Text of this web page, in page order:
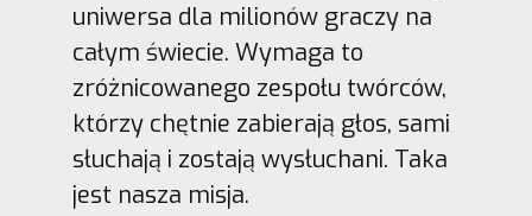
uniwersa dla milionów graczy na
całym świecie. Wymaga to
zróżnicowanego zespołu twórców,
którzy chętnie zabierają głos, sami
słuchają i zostają wysłuchani. Taka
jest nasza misja.